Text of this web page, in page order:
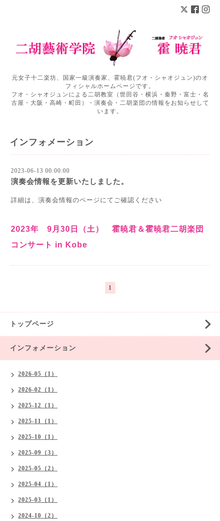
元女子十二楽坊、国家一級演奏家、霍暁君(フオ・シャオジュン)のオ
フィシャルホームページです。
フオ・シャオジュンによる二胡教室（世田谷・横浜・秦野・富士・名
古屋・大阪・高崎・町田）・演奏会・二胡楽団の情報をお知らせして
います。
インフォメーション
2023-06-13 00:00:00
演奏会情報を更新いたしました。
詳細は、演奏会情報のページにてご確認ください
2023年 9月30日（土） 霍暁君＆霍暁君二胡楽団
コンサート in Kobe
1
トップページ
インフォメーション
2026-05（1）
2026-02（1）
2025-12（1）
2025-11（1）
2025-10（1）
2025-09（3）
2025-05（2）
2025-04（1）
2025-03（1）
2024-10（2）